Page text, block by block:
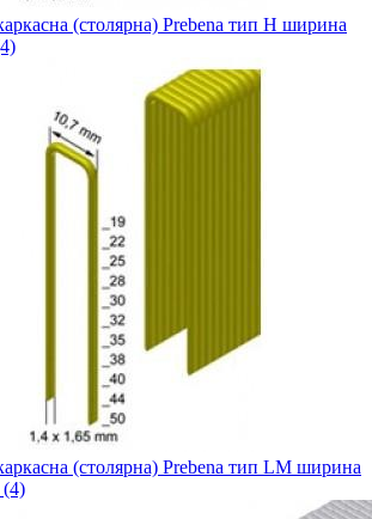
(столярна) Prebena тип H ширина
(столярна) Prebena тип LM ширина